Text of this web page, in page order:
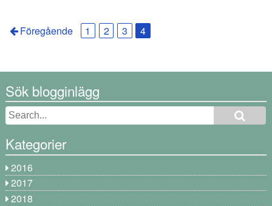
Föregående 1 2 3 4
Sök blogginlägg
Kategorier
2016
2017
2018